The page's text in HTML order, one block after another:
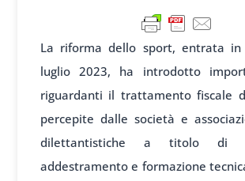
La riforma dello sport, entrata in
luglio 2023, ha introdotto
riguardanti il trattamento fiscale
percepite dalle società e associ
dilettantistiche a titolo di
addestramento e formazione tec